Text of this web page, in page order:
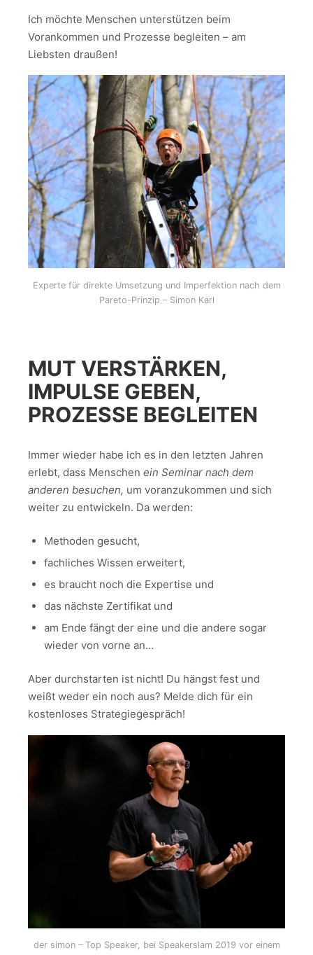
Ich möchte Menschen unterstützen beim
Vorankommen und Prozesse begleiten – am
Liebsten draußen!
Experte für direkte Umsetzung und Imperfektion nach dem
Pareto-Prinzip – Simon Karl
MUT VERSTÄRKEN,
IMPULSE GEBEN,
PROZESSE BEGLEITEN
Immer wieder habe ich es in den letzten Jahren
erlebt, dass Menschen ein Seminar nach dem
anderen besuchen, um voranzukommen und sich
weiter zu entwickeln. Da werden:
Methoden gesucht,
fachliches Wissen erweitert,
es braucht noch die Expertise und
das nächste Zertifikat und
am Ende fängt der eine und die andere sogar
wieder von vorne an…
Aber durchstarten ist nicht! Du hängst fest und
weißt weder ein noch aus? Melde dich für ein
kostenloses Strategiegespräch!
der simon – Top Speaker, bei Speakerslam 2019 vor einem